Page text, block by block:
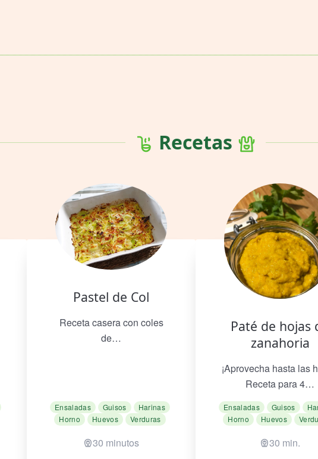
Recetas
Pastel de Col
Receta casera con coles
de…
Ensaladas Guisos
Harinas
Horno
Huevos Verduras
30 minutos
Paté de hojas
zanahoria
¡Aprovecha hasta las
Receta para 4…
Ensaladas Guisos
Horno
Huevos
30 min.